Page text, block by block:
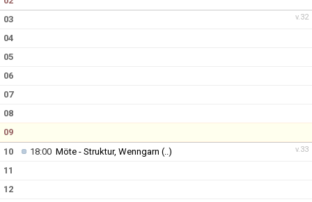
v.32
03
04
05
06
07
08
09
v.33
10 18:00 Möte - Struktur, Wenngarn (..)
11
12